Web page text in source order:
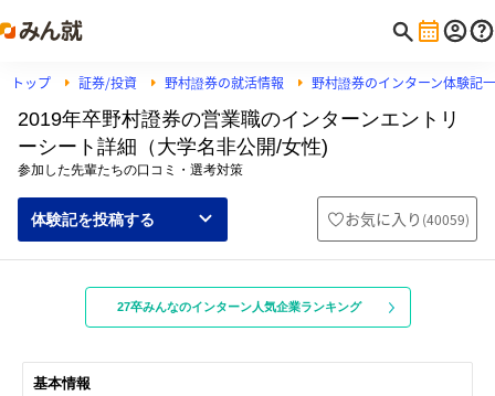
トップ 証券/投資 野村證券の就活情報 野村證券のインターン体験記
2019年卒野村證券の営業職のインターンエントリ
ーシート詳細（大学名非公開/女性)
参加した先輩たちの口コミ・選考対策
体験記を投稿する お気に入り (40059)
27卒みんなのインターン人気企業ランキング
基本情報